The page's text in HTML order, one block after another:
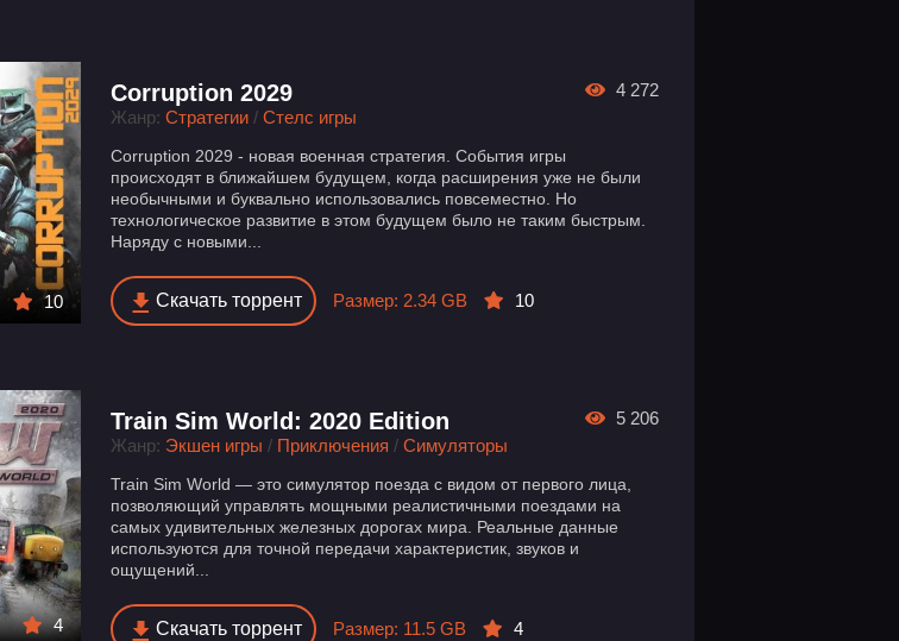
10
Corruption 2029
Жанр: Стратегии /Стелс игры
Corruption 2029 - новая военная стратегия. События игры
происходят в ближайшем будущем, когда расширения уже не были
необычными и буквально использовались повсеместно. Но
технологическое развитие в этом будущем было не таким быстрым.
Наряду с новыми...
Скачать торрент Размер: 2.34 GB 10
4 272
4
Train Sim World: 2020 Edition
Жанр: Экшен игры / Приключения /Симуляторы
Train Sim World — это симулятор поезда с видом от первого лица,
позволяющий управлять мощными реалистичными поездами на
самых удивительных железных дорогах мира. Реальные данные
используются для точной передачи характеристик, звуков и
ощущений...
Скачать торрент Размер: 11.5 GB 4
5 206